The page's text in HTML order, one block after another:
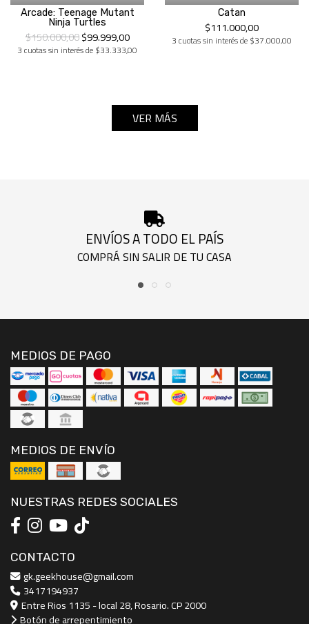
Arcade: Teenage Mutant
Ninja Turtles
$150.000,00$99.999,00
3 cuotas sin interés de $33.333,00
Catan
$111.000,00
3 cuotas sin interés de $37.000,00
VER MÁS
ENVÍOS A TODO EL PAÍS
COMPRÁ SIN SALIR DE TU CASA
MEDIOS DE PAGO
MEDIOS DE ENVÍO
NUESTRAS REDES SOCIALES
CONTACTO
gk.geekhouse@gmail.com
3417194937
Entre Rios 1135 - local 28, Rosario. CP 2000
Botón de arrepentimiento